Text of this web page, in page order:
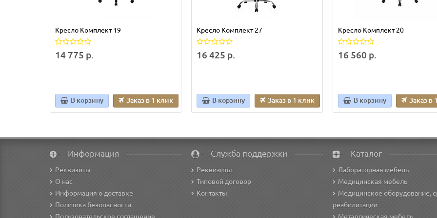
Кресло Комплект 19
14 775 р.
В корзину Заказ в 1 клик
Кресло Комплект 27
16 425 р.
В корзину Заказ в 1 клик
Кресло Комплект 20
16 560 р.
В корзину Заказ в
Информация
Реквизиты
О нас
Информация о доставке
Политика безопасности
Служба поддержки
Реквизиты
Типовой договор
Контакты
Каталог
Лабораторная мебель
Медицинская мебель
Медицинское оборудование,
реабилитации